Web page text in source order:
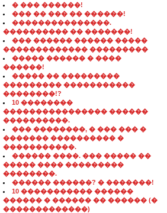
� ��� ������!
��� �� ��� �� ������!
���������������.
���������� �� �������!
��� ������ ������ �����
������������� ���������
����� ������ � ����
������!
����� �� ���������
��������� �����������
��������!?
10 ��������
���������������� ������
����������.
��� ��������, � ��� ��� �
������� ���������� �
�����������.
������ ����. ��� ����� ��
����� ���� ���������
��������.
������ ������? � �������!
10 ����������� ������
������ � ������ �� ������ (�
�������������)